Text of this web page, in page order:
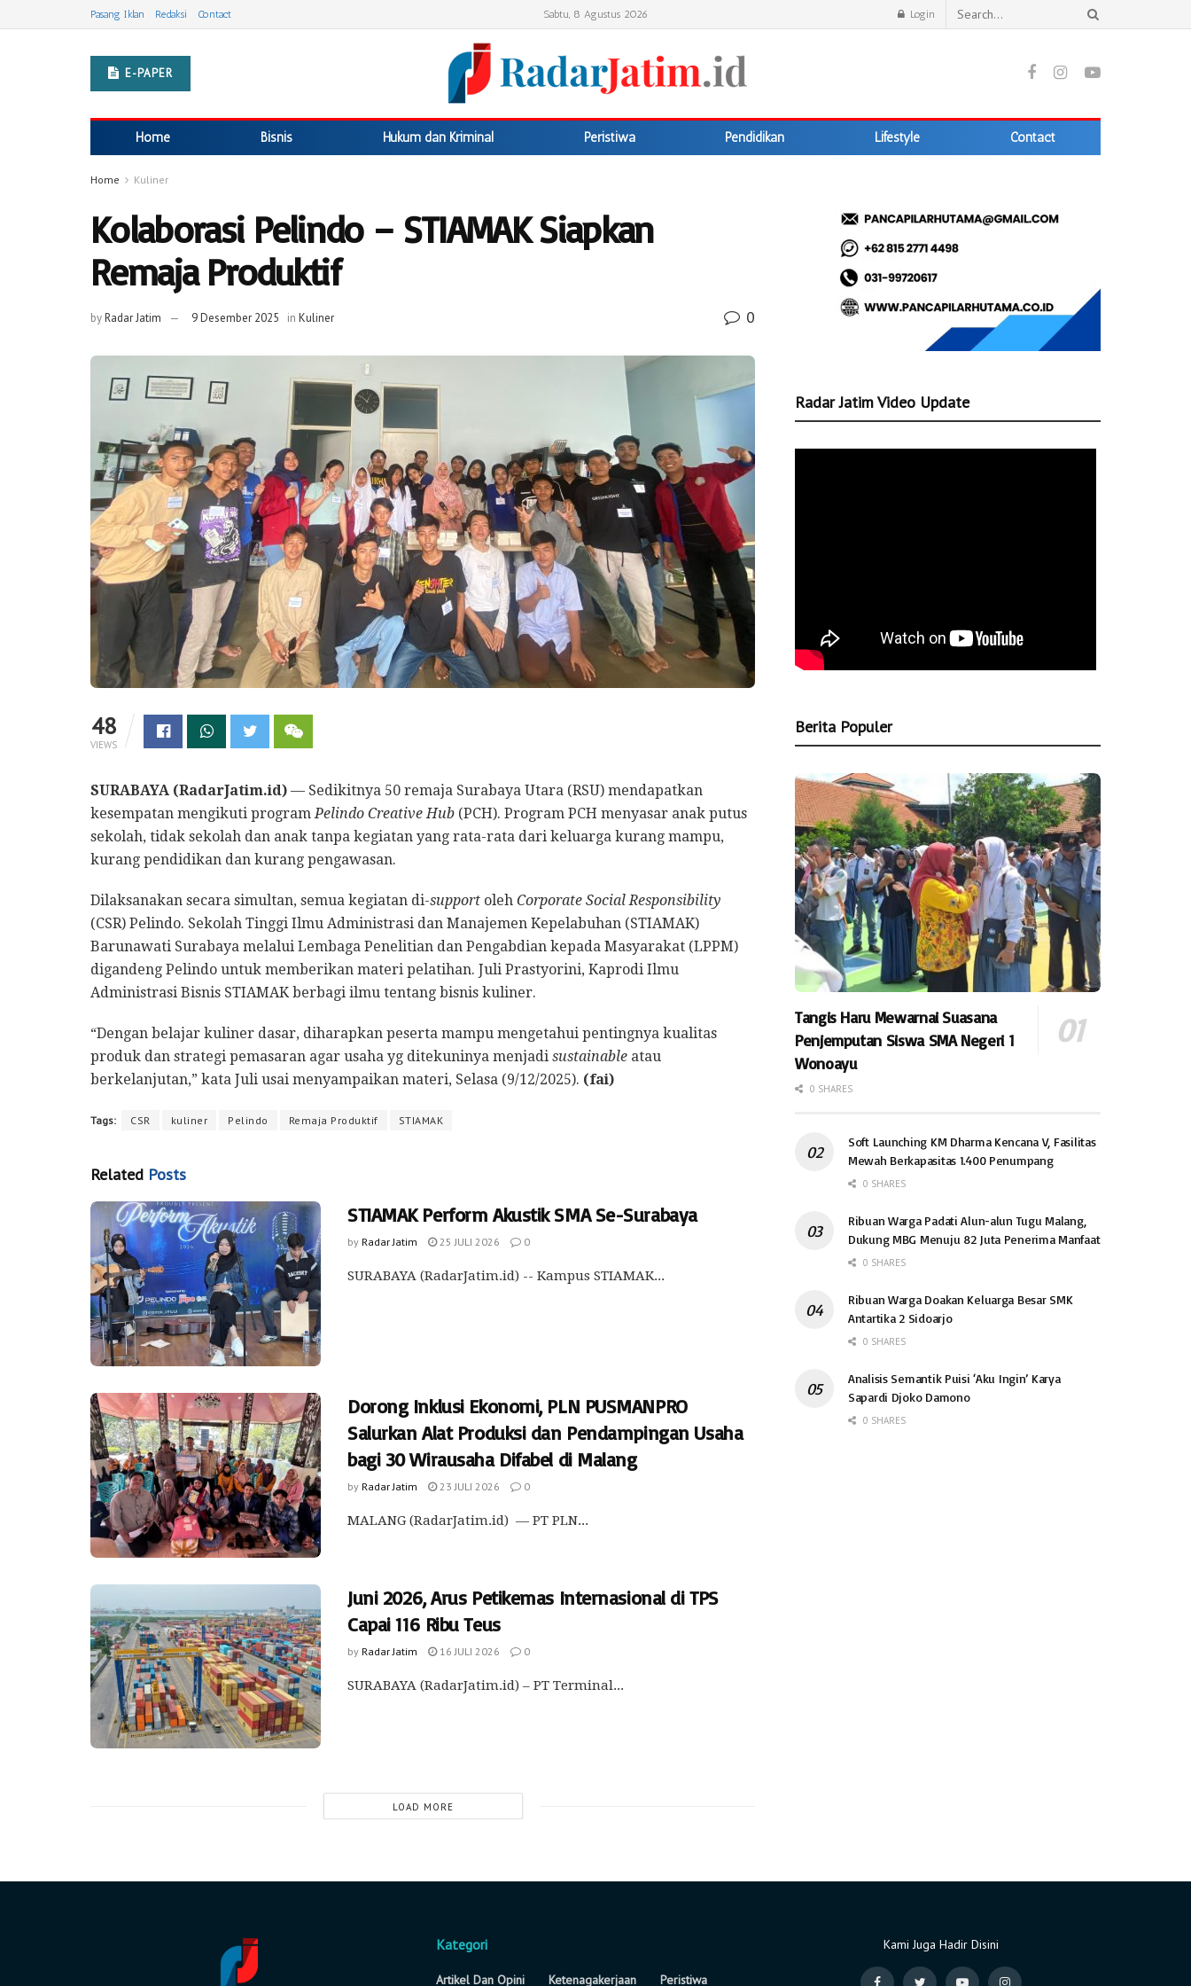
Pasang Iklan Redaksi Contact Sabtu, 8 Agustus 2026 Login
E-PAPER
Home Bisnis Hukum dan Kriminal Peristiwa Pendidikan Lifestyle Contact
Home Kuliner
Kolaborasi Pelindo – STIAMAK Siapkan
Remaja Produktif
byRadar Jatim 9 Desember 2025 in Kuliner 0
48
VIEWS
SURABAYA (RadarJatim.id) — Sedikitnya 50 remaja Surabaya Utara (RSU) mendapatkan
kesempatan mengikuti program Pelindo Creative Hub (PCH). Program PCH menyasar anak putus
sekolah, tidak sekolah dan anak tanpa kegiatan yang rata-rata dari keluarga kurang mampu,
kurang pendidikan dan kurang pengawasan.
Dilaksanakan secara simultan, semua kegiatan di-support oleh Corporate Social Responsibility
(CSR) Pelindo. Sekolah Tinggi Ilmu Administrasi dan Manajemen Kepelabuhan (STIAMAK)
Barunawati Surabaya melalui Lembaga Penelitian dan Pengabdian kepada Masyarakat (LPPM)
digandeng Pelindo untuk memberikan materi pelatihan. Juli Prastyorini, Kaprodi Ilmu
Administrasi Bisnis STIAMAK berbagi ilmu tentang bisnis kuliner.
“Dengan belajar kuliner dasar, diharapkan peserta mampu mengetahui pentingnya kualitas
produk dan strategi pemasaran agar usaha yg ditekuninya menjadi sustainable atau
berkelanjutan,” kata Juli usai menyampaikan materi, Selasa (9/12/2025). (fai)
Tags: CSR kuliner Pelindo Remaja Produktif STIAMAK
Related Posts
STIAMAK Perform Akustik SMA Se-Surabaya
by Radar Jatim 25 JULI 2026 0
SURABAYA (RadarJatim.id) -- Kampus STIAMAK...
Dorong Inklusi Ekonomi, PLN PUSMANPRO
Salurkan Alat Produksi dan Pendampingan Usaha
bagi 30 Wirausaha Difabel di Malang
by Radar Jatim 23 JULI 2026 0
MALANG (RadarJatim.id) — PT PLN...
Juni 2026, Arus Petikemas Internasional di TPS
Capai 116 Ribu Teus
by Radar Jatim 16 JULI 2026 0
SURABAYA (RadarJatim.id) – PT Terminal...
LOAD MORE
Radar Jatim Video Update
Berita Populer
Tangis Haru Mewarnai Suasana
Penjemputan Siswa SMA Negeri 1
Wonoayu
0 SHARES
Soft Launching KM Dharma Kencana V, Fasilitas
Mewah Berkapasitas 1.400 Penumpang
0 SHARES
Ribuan Warga Padati Alun-alun Tugu Malang,
Dukung MBG Menuju 82 Juta Penerima Manfaat
0 SHARES
Ribuan Warga Doakan Keluarga Besar SMK
Antartika 2 Sidoarjo
0 SHARES
Analisis Semantik Puisi ‘Aku Ingin’ Karya
Sapardi Djoko Damono
0 SHARES
Kategori
Artikel Dan Opini Ketenagakerjaan Peristiwa
Kami Juga Hadir Disini